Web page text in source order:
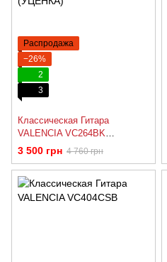
Распродажа
−26%
2
3
Классическая Гитара
VALENCIA VC264BK
(УЦЕНКА)
3 500 грн 4 760 грн